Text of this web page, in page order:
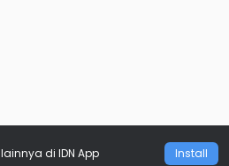
lainnya di IDN App Install